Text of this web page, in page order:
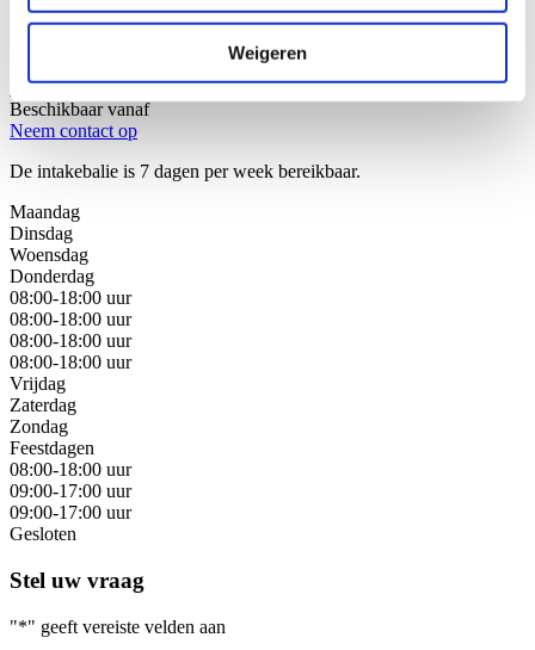
Weigeren
Stap 3: Kies de beste oplossing voor uw situatie
088 - 629 00 40
Beschikbaar vanaf
Neem contact op
De intakebalie is 7 dagen per week bereikbaar.
Maandag
Dinsdag
Woensdag
Donderdag
08:00-18:00 uur
08:00-18:00 uur
08:00-18:00 uur
08:00-18:00 uur
Vrijdag
Zaterdag
Zondag
Feestdagen
08:00-18:00 uur
09:00-17:00 uur
09:00-17:00 uur
Gesloten
Stel uw vraag
"*" geeft vereiste velden aan